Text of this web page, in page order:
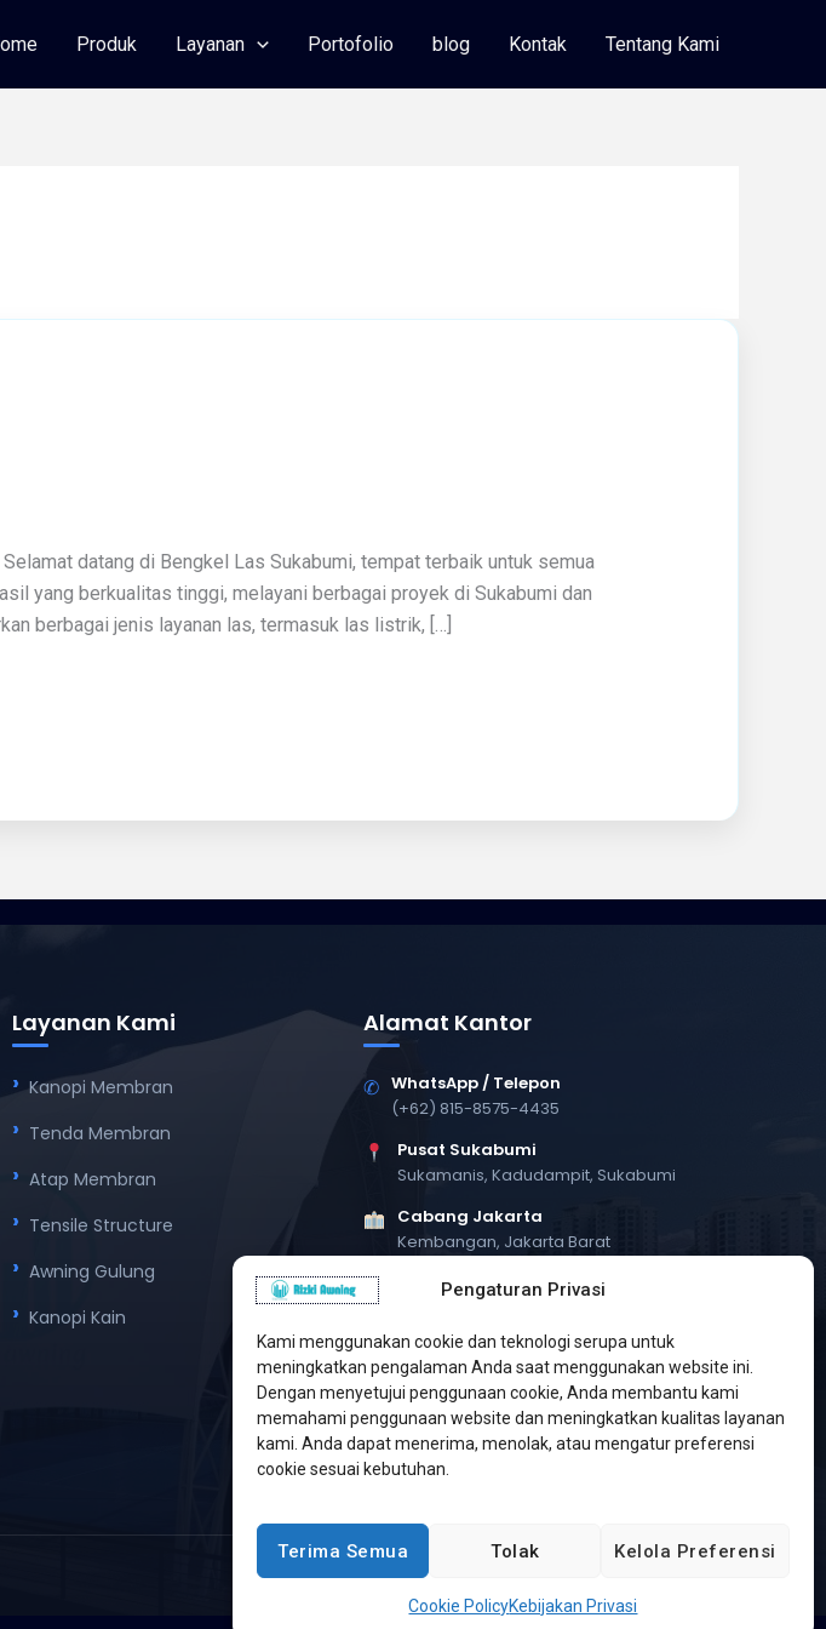
Pengaturan Privasi
Kami menggunakan cookie dan teknologi serupa untuk
meningkatkan pengalaman Anda saat menggunakan website ini.
Dengan menyetujui penggunaan cookie, Anda membantu kami
memahami penggunaan website dan meningkatkan kualitas layanan
kami. Anda dapat menerima, menolak, atau mengatur preferensi
cookie sesuai kebutuhan.
Terima Semua Tolak Kelola Preferensi
Cookie PolicyKebijakan Privasi
Produk Layanan Portofolio blog Kontak Tentang Kami
datang di Bengkel Las Sukabumi, tempat terbaik untuk semua
yang berkualitas tinggi, melayani berbagai proyek di Sukabumi dan
berbagai jenis layanan las, termasuk las listrik, […]
Layanan Kami
Kanopi Membran
Tenda Membran
Atap Membran
Tensile Structure
Awning Gulung
Kanopi Kain
Alamat Kantor
✆ WhatsApp / Telepon
(+62) 815-8575-4435
Pusat Sukabumi
Sukamanis, Kadudampit, Sukabumi
Cabang Jakarta
Kembangan, Jakarta Barat
Workshop Bintaro